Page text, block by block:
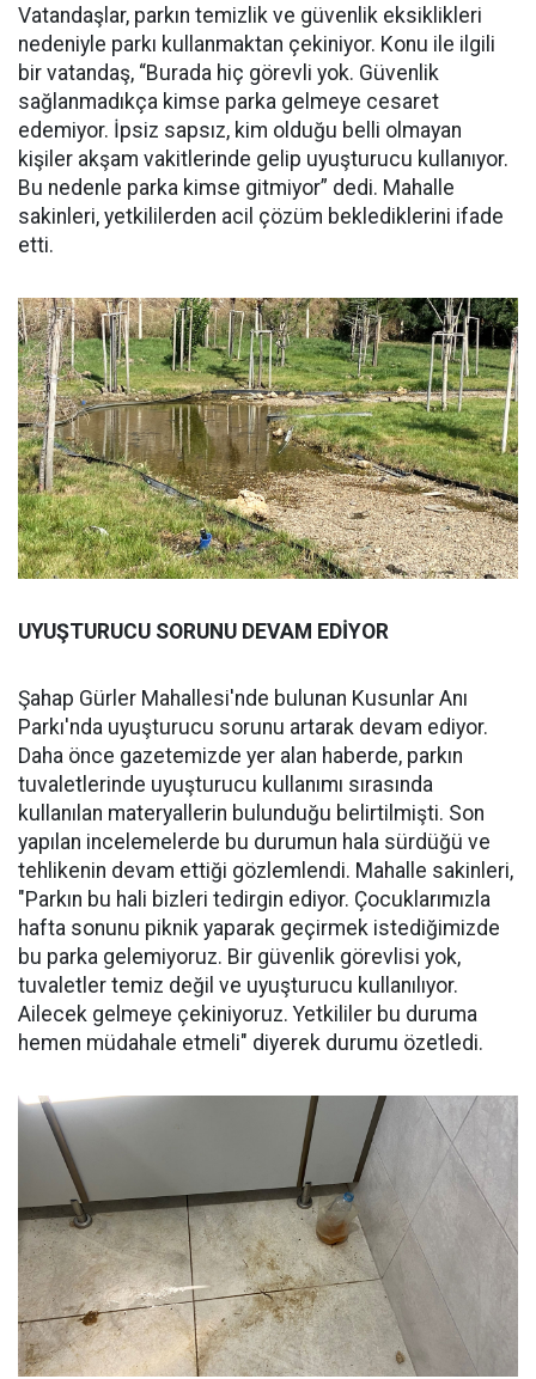
Vatandaşlar, parkın temizlik ve güvenlik eksiklikleri
nedeniyle parkı kullanmaktan çekiniyor. Konu ile ilgili
bir vatandaş, “Burada hiç görevli yok. Güvenlik
sağlanmadıkça kimse parka gelmeye cesaret
edemiyor. İpsiz sapsız, kim olduğu belli olmayan
kişiler akşam vakitlerinde gelip uyuşturucu kullanıyor.
Bu nedenle parka kimse gitmiyor” dedi. Mahalle
sakinleri, yetkililerden acil çözüm beklediklerini ifade
etti.
UYUŞTURUCU SORUNU DEVAM EDİYOR
Şahap Gürler Mahallesi'nde bulunan Kusunlar Anı
Parkı'nda uyuşturucu sorunu artarak devam ediyor.
Daha önce gazetemizde yer alan haberde, parkın
tuvaletlerinde uyuşturucu kullanımı sırasında
kullanılan materyallerin bulunduğu belirtilmişti. Son
yapılan incelemelerde bu durumun hala sürdüğü ve
tehlikenin devam ettiği gözlemlendi. Mahalle sakinleri,
"Parkın bu hali bizleri tedirgin ediyor. Çocuklarımızla
hafta sonunu piknik yaparak geçirmek istediğimizde
bu parka gelemiyoruz. Bir güvenlik görevlisi yok,
tuvaletler temiz değil ve uyuşturucu kullanılıyor.
Ailecek gelmeye çekiniyoruz. Yetkililer bu duruma
hemen müdahale etmeli" diyerek durumu özetledi.